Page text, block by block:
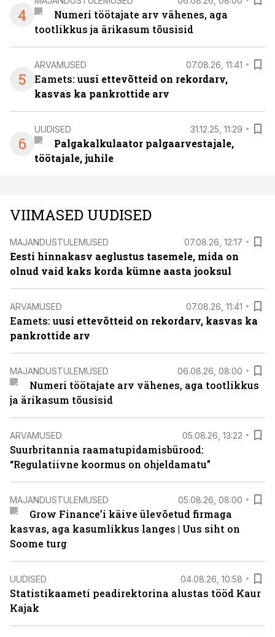
4
Numeri töötajate arv vähenes, aga
tootlikkus ja ärikasum tõusisid
5
ARVAMUSED 07.08.26, 11:41
Eamets: uusi ettevõtteid on rekordarv,
kasvas ka pankrottide arv
6
UUDISED 31.12.25, 11:29
Palgakalkulaator palgaarvestajale,
töötajale, juhile
VIIMASED UUDISED
MAJANDUSTULEMUSED 07.08.26, 12:17
Eesti hinnakasv aeglustus tasemele, mida on
olnud vaid kaks korda kümne aasta jooksul
ARVAMUSED 07.08.26, 11:41
Eamets: uusi ettevõtteid on rekordarv, kasvas ka
pankrottide arv
MAJANDUSTULEMUSED 06.08.26, 08:00
Numeri töötajate arv vähenes, aga tootlikkus
ja ärikasum tõusisid
ARVAMUSED 05.08.26, 13:22
Suurbritannia raamatupidamisbürood:
“Regulatiivne koormus on ohjeldamatu”
MAJANDUSTULEMUSED 05.08.26, 08:00
Grow Finance’i käive ülevõetud firmaga
kasvas, aga kasumlikkus langes | Uus siht on
Soome turg
UUDISED 04.08.26, 10:58
Statistikaameti peadirektorina alustas tööd Kaur
Kajak